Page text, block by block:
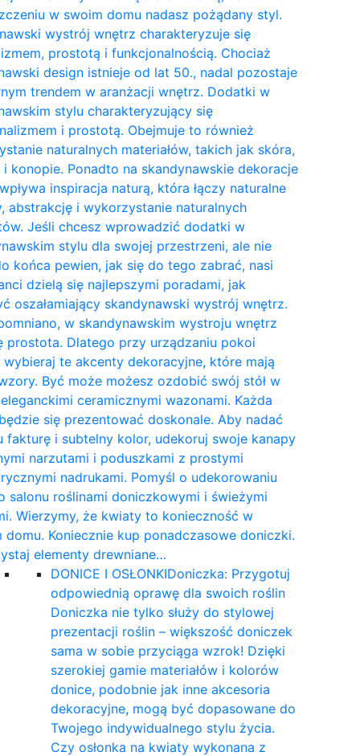
w swoim domu nadasz pożądany styl.
wystrój wnętrz charakteryzuje się
prostotą i funkcjonalnością. Chociaż
design istnieje od lat 50., nadal pozostaje
trendem w aranżacji wnętrz. Dodatki w
stylu charakteryzujący się
i prostotą. Obejmuje to również
naturalnych materiałów, takich jak skóra,
konopie. Ponadto na skandynawskie dekoracje
inspiracja naturą, która łączy naturalne
abstrakcję i wykorzystanie naturalnych
Jeśli chcesz wprowadzić dodatki w
stylu dla swojej przestrzeni, ale nie
końca pewien, jak się do tego zabrać, nasi
dzielą się najlepszymi poradami, jak
oszałamiający skandynawski wystrój wnętrz.
w skandynawskim wystroju wnętrz
prostota. Dlatego przy urządzaniu pokoi
wybieraj te akcenty dekoracyjne, które mają
Być może możesz ozdobić swój stół w
ceramicznymi wazonami. Każda
się prezentować doskonale. Aby nadać
fakturę i subtelny kolor, udekoruj swoje kanapy
narzutami i poduszkami z prostymi
nadrukami. Pomyśl o udekorowaniu
salonu roślinami doniczkowymi i świeżymi
Wierzymy, że kwiaty to konieczność w
domu. Koniecznie kup ponadczasowe doniczki.
elementy drewniane…
DONICE I OSŁONKIDoniczka: Przygotuj
odpowiednią oprawę dla swoich roślin
Doniczka nie tylko służy do stylowej
prezentacji roślin – większość doniczek
sama w sobie przyciąga wzrok! Dzięki
szerokiej gamie materiałów i kolorów
donice, podobnie jak inne akcesoria
dekoracyjne, mogą być dopasowane do
Twojego indywidualnego stylu życia.
Czy osłonka na kwiaty wykonana z